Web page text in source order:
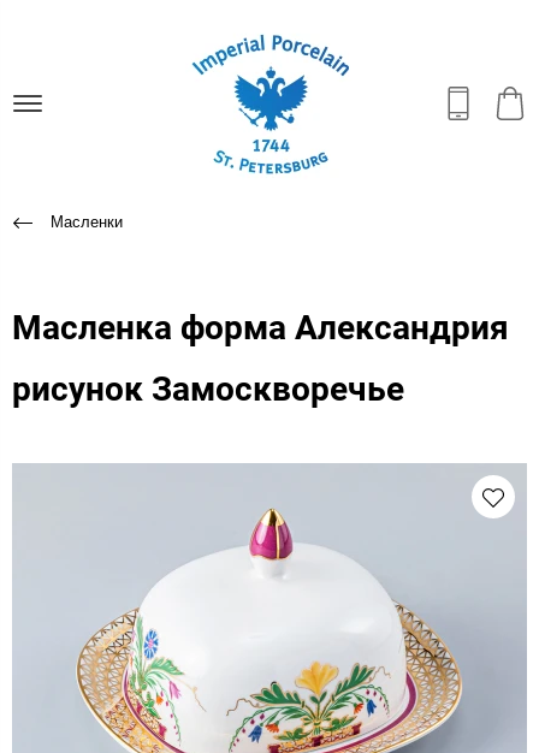
Масленки
Масленка форма Александрия
рисунок Замоскворечье